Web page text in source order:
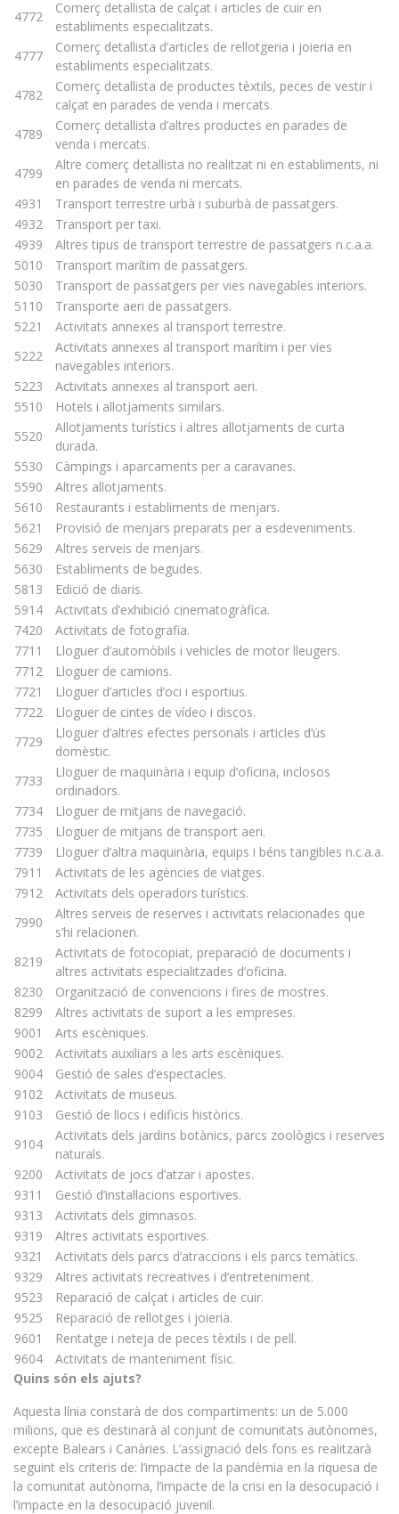
4772
Comerç detallista de calçat i articles de cuir en
establiments especialitzats.
4777
Comerç detallista d’articles de rellotgeria i joieria en
establiments especialitzats.
4782
Comerç detallista de productes tèxtils, peces de vestir i
calçat en parades de venda i mercats.
4789
Comerç detallista d’altres productes en parades de
venda i mercats.
4799
Altre comerç detallista no realitzat ni en establiments, ni
en parades de venda ni mercats.
4931
Transport terrestre urbà i suburbà de passatgers.
4932
Transport per taxi.
4939
Altres tipus de transport terrestre de passatgers n.c.a.a.
5010
Transport marítim de passatgers.
5030
Transport de passatgers per vies navegables interiors.
5110
Transporte aeri de passatgers.
5221
Activitats annexes al transport terrestre.
5222
Activitats annexes al transport marítim i per vies
navegables interiors.
5223
Activitats annexes al transport aeri.
5510
Hotels i allotjaments similars.
5520
Allotjaments turístics i altres allotjaments de curta
durada.
5530
Càmpings i aparcaments per a caravanes.
5590
Altres allotjaments.
5610
Restaurants i establiments de menjars.
5621
Provisió de menjars preparats per a esdeveniments.
5629
Altres serveis de menjars.
5630
Establiments de begudes.
5813
Edició de diaris.
5914
Activitats d’exhibició cinematogràfica.
7420
Activitats de fotografia.
7711
Lloguer d’automòbils i vehicles de motor lleugers.
7712
Lloguer de camions.
7721
Lloguer d’articles d’oci i esportius.
7722
Lloguer de cintes de vídeo i discos.
7729
Lloguer d’altres efectes personals i articles d’ús
domèstic.
7733
Lloguer de maquinària i equip d’oficina, inclosos
ordinadors.
7734
Lloguer de mitjans de navegació.
7735
Lloguer de mitjans de transport aeri.
7739
Lloguer d’altra maquinària, equips i béns tangibles n.c.a.a.
7911
Activitats de les agències de viatges.
7912
Activitats dels operadors turístics.
7990
Altres serveis de reserves i activitats relacionades que
s’hi relacionen.
8219
Activitats de fotocopiat, preparació de documents i
altres activitats especialitzades d’oficina.
8230
Organització de convencions i fires de mostres.
8299
Altres activitats de suport a les empreses.
9001
Arts escèniques.
9002
Activitats auxiliars a les arts escèniques.
9004
Gestió de sales d’espectacles.
9102
Activitats de museus.
9103
Gestió de llocs i edificis històrics.
9104
Activitats dels jardins botànics, parcs zoològics i reserves
naturals.
9200
Activitats de jocs d’atzar i apostes.
9311
Gestió d’instal·lacions esportives.
9313
Activitats dels gimnasos.
9319
Altres activitats esportives.
9321
Activitats dels parcs d’atraccions i els parcs temàtics.
9329
Altres activitats recreatives i d’entreteniment.
9523
Reparació de calçat i articles de cuir.
9525
Reparació de rellotges i joieria.
9601
Rentatge i neteja de peces tèxtils i de pell.
9604
Activitats de manteniment físic.
Quins són els ajuts?
Aquesta línia constarà de dos compartiments: un de 5.000
milions, que es destinarà al conjunt de comunitats autònomes,
excepte Balears i Canàries. L’assignació dels fons es realitzarà
seguint els criteris de: l’impacte de la pandèmia en la riquesa de
la comunitat autònoma, l’impacte de la crisi en la desocupació i
l’impacte en la desocupació juvenil.